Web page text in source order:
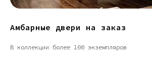
Амбарные двери на заказ
В коллекции более 100 экземпляров